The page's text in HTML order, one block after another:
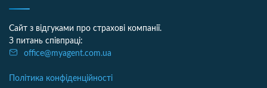
Сайт з відгуками про страхові компанії.
З питань співпраці:
office@myagent.com.ua
Політика конфіденційності